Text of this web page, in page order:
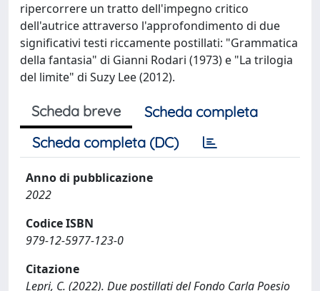
ripercorrere un tratto dell'impegno critico
dell'autrice attraverso l'approfondimento di due
significativi testi riccamente postillati: "Grammatica
della fantasia" di Gianni Rodari (1973) e "La trilogia
del limite" di Suzy Lee (2012).
Scheda breve
Scheda completa
Scheda completa (DC)
Anno di pubblicazione
2022
Codice ISBN
979-12-5977-123-0
Citazione
Lepri, C. (2022). Due postillati del Fondo Carla Poesio